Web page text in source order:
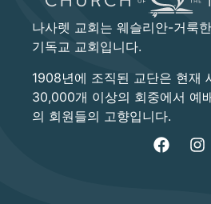
나사렛 교회는 웨슬리안-거룩
기독교 교회입니다.
1908년에 조직된 교단은 현재
30,000개 이상의 회중에서 예
의 회원들의 고향입니다.